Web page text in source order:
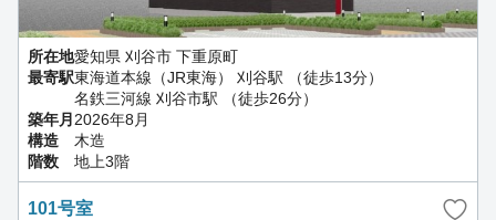
所在地愛知県 刈谷市 下重原町
最寄駅東海道本線（JR東海） 刈谷駅 （徒歩13分）
名鉄三河線 刈谷市駅 （徒歩26分）
築年月 2026年8月
構造
木造
階数
地上3階
101号室